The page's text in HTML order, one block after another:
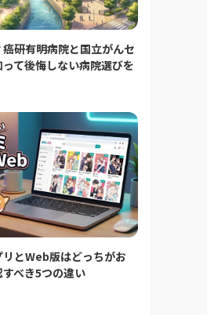
研有明病院と国立がんセ
て後悔しない病院選びを
とWeb版はどっちがお
べき5つの違い